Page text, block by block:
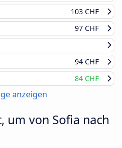
103 CHF
97 CHF
94 CHF
84 CHF
anzeigen
um von Sofia nach